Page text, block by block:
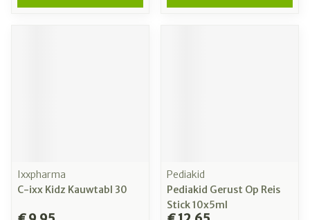
Ixxpharma
C-ixx Kidz Kauwtabl 30
Pediakid
Pediakid Gerust Op Reis
Stick 10x5ml